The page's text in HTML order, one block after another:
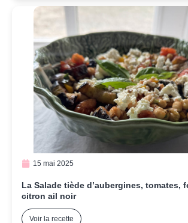
15 mai 2025
La Salade tiède d’aubergines, tomates,
citron ail noir
Voir la recette